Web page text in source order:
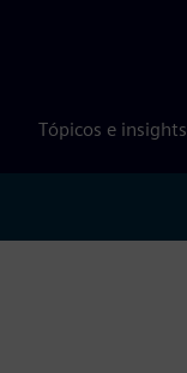
Tópicos e insights